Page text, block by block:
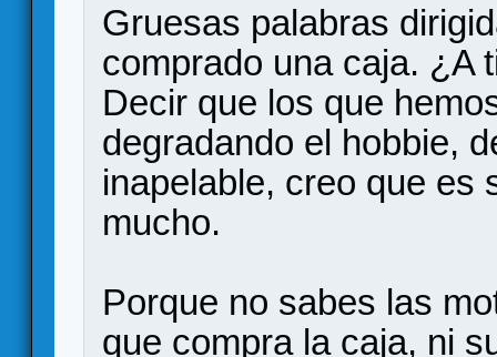
Gruesas palabras
comprado una caja. ¿A
Decir que los que
degradando el hobbie,
inapelable, creo que es
mucho.
Porque no sabes las
que compra la caja, ni